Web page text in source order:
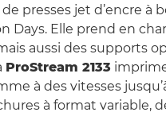
de presses jet d’encre à
Days. Elle prend en
aussi des supports
ProStream 2133
à des vitesses
à format variable,